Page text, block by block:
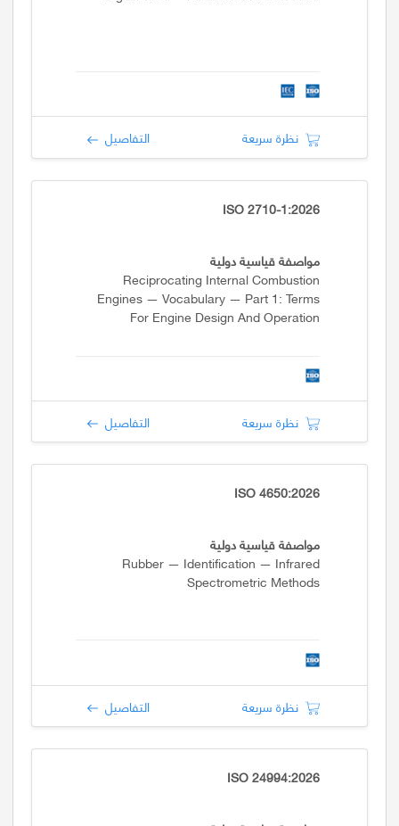
نظرة سريعة التفاصيل
ISO 2710-1:2026
مواصفة قياسية دولية
Reciprocating Internal Combustion
Engines — Vocabulary — Part 1: Terms
For Engine Design And Operation
نظرة سريعة التفاصيل
ISO 4650:2026
مواصفة قياسية دولية
Rubber — Identification — Infrared
Spectrometric Methods
نظرة سريعة التفاصيل
ISO 24994:2026